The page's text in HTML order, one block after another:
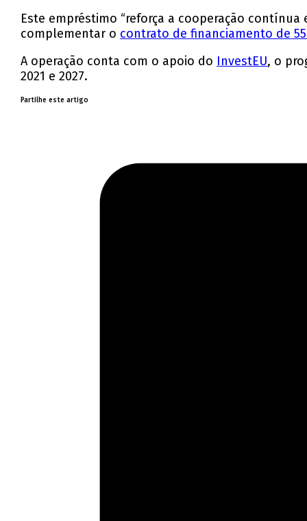
Este empréstimo “reforça a cooperação
complementar o contrato de financiamento de
A operação conta com o apoio do InvestEU, o
2021 e 2027.
Partilhe este artigo